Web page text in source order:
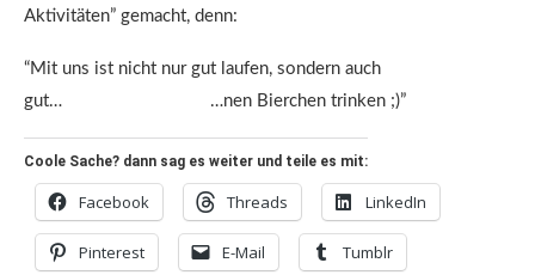
Aktivitäten” gemacht, denn:
“Mit uns ist nicht nur gut laufen, sondern auch
gut… …nen Bierchen trinken ;)”
Coole Sache? dann sag es weiter und teile es mit:
Facebook Threads LinkedIn
Pinterest E-Mail Tumblr